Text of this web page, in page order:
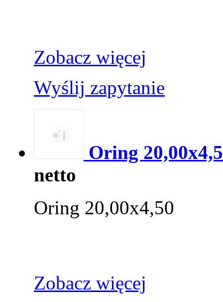
Zobacz więcej
Wyślij zapytanie
Oring
netto
Oring 20,00x4,50
Zobacz więcej